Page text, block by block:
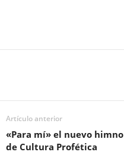
Artículo anterior
«Para mí» el nuevo himno
de Cultura Profética